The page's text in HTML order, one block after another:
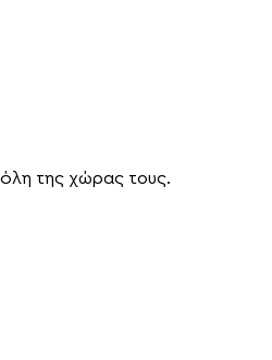
της χώρας τους.